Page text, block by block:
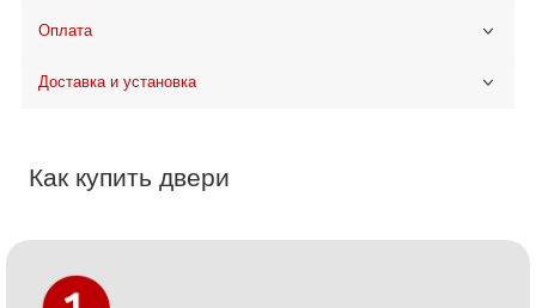
Оплата
Доставка и установка
Как купить двери